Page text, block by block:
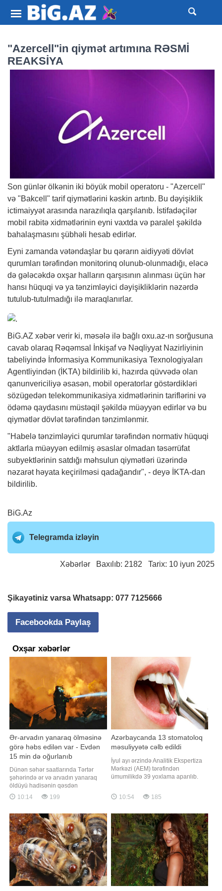
"Azercell"in qiymət artımına RƏSMİ
REAKSİYA
Son günlər ölkənin iki böyük mobil operatoru - "Azercell"
və "Bakcell" tarif qiymətlərini kəskin artırıb. Bu dəyişiklik
ictimaiyyət arasında narazılıqla qarşılanıb. İstifadəçilər
mobil rabitə xidmətlərinin eyni vaxtda və paralel şəkildə
bahalaşmasını şübhəli hesab edirlər.
Eyni zamanda vətəndaşlar bu qərarın aidiyyəti dövlət
qurumları tərəfindən monitorinq olunub-olunmadığı, eləcə
də gələcəkdə oxşar halların qarşısının alınması üçün hər
hansı hüquqi və ya tənzimləyici dəyişikliklərin nəzərdə
tutulub-tutulmadığı ilə maraqlanırlar.
BiG.AZ xəbər verir ki, məsələ ilə bağlı oxu.az-ın sorğusuna
cavab olaraq Rəqəmsal İnkişaf və Nəqliyyat Nazirliyinin
tabeliyində İnformasiya Kommunikasiya Texnologiyaları
Agentliyindən (İKTA) bildirilib ki, hazırda qüvvədə olan
qanunvericiliyə əsasən, mobil operatorlar göstərdikləri
sözügedən telekommunikasiya xidmətlərinin tariflərini və
ödəmə qaydasını müstəqil şəkildə müəyyən edirlər və bu
qiymətlər dövlət tərəfindən tənzimlənmir.
"Habelə tənzimləyici qurumlar tərəfindən normativ hüquqi
aktlarla müəyyən edilmiş əsaslar olmadan təsərrüfat
subyektlərinin satdığı məhsulun qiymətləri üzərində
nəzarət həyata keçirilməsi qadağandır", - deyə İKTA-dan
bildirilib.
BiG.Az
Telegramda izləyin
Xəbərlər Baxılıb: 2182 Tarix: 10 iyun 2025
Şikayətiniz varsa Whatsapp: 077 7125666
Facebookda Paylaş
Oxşar xəbərlər
Ər-arvadın yanaraq ölməsinə
görə həbs edilən var - Evdən
15 min də oğurlanıb
Dünən səhər saatlarında Tərtər
şəhərində ər və arvadın yanaraq
öldüyü hadisənin qəsdən
törədilməsi bəlli olub.
"Qafqazinfo"nun əldə etdiyi
sakini 1987-ci il təvəllüdlü Vüqar
Baxşəliyev tərəfindən törətdiyi üzə
çıxıb. Məlum olub ki, o, sübh
saatlarında 1941-c
10:14 199
Azərbaycanda 13 stomatoloq
məsuliyyətə cəlb edildi
İyul ayı ərzində Analitik Ekspertiza
Mərkəzi (AEM) tərəfindən
ümumilikdə 39 yoxlama aparılıb.
AEM-dən məlumat verilib. Bildirilib
ki, həmin yoxlamalardan 32-si özəl
şəxsə məxsus obyektlərdə keçirilib.
Yoxlamalar zamanı müxtəlif sahələ
10:54 185